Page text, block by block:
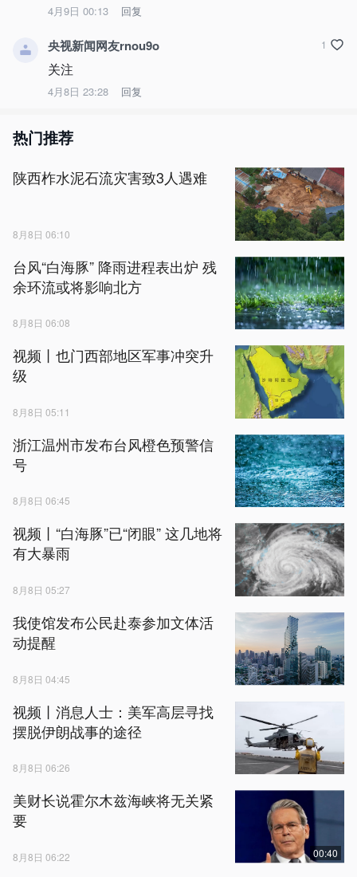
4月9日 00:13 回复
央视新闻网友rnou9o
关注
4月8日 23:28 回复
1
热门推荐
陕西柞水泥石流灾害致3人遇难
8月8日 06:10
台风“白海豚” 降雨进程表出炉 残
余环流或将影响北方
8月8日 06:08
视频丨也门西部地区军事冲突升
级
8月8日 05:11
浙江温州市发布台风橙色预警信
号
8月8日 06:45
视频丨“白海豚”已“闭眼” 这几地将
有大暴雨
8月8日 05:27
我使馆发布公民赴泰参加文体活
动提醒
8月8日 04:45
视频丨消息人士：美军高层寻找
摆脱伊朗战事的途径
8月8日 06:26
美财长说霍尔木兹海峡将无关紧
要
8月8日 06:22 00:40